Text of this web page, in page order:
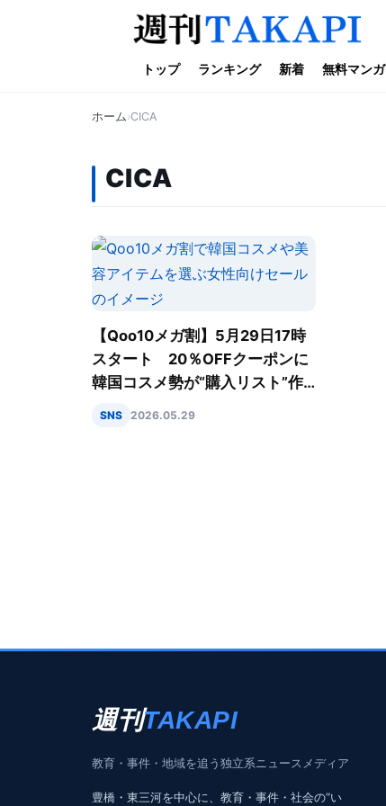
トップ ランキング 新着 無料マンガ
ホーム CICA
CICA
【Qoo10メガ割】5月29日17時
スタート 20％OFFクーポンに
韓国コスメ勢が“購入リスト”作
SNS 2026.05.29
週刊TAKAPI
教育・事件・地域を追う独立系ニュースメディア
豊橋・東三河を中心に、教育・事件・社会の“い